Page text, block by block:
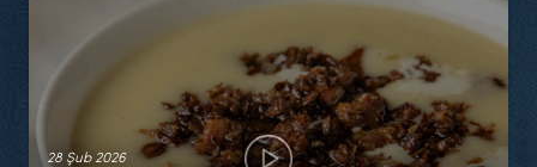
28 Şub 2026